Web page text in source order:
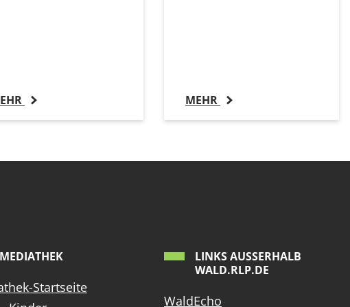
MEHR
MEDIATHEK
Startseite
LINKS AUSSERHALB W
ALD.RLP.DE
WaldEcho